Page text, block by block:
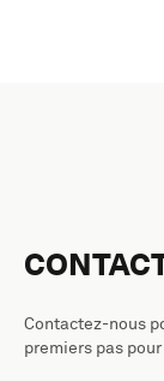
Contactez-nous
premiers pas